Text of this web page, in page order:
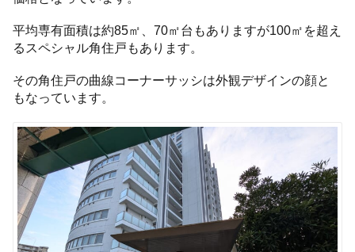
平均専有面積は約85㎡、70㎡台もありますが100㎡を超え
るスペシャル角住戸もあります。
その角住戸の曲線コーナーサッシは外観デザインの顔と
もなっています。